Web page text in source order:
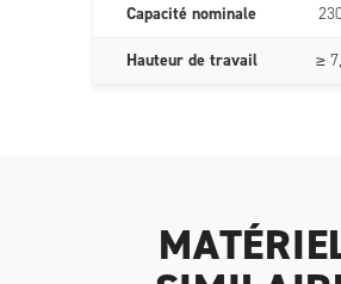
Capacité nominale
Hauteur de travail ≥